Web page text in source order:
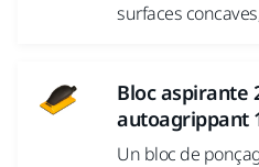
surfaces
Bloc aspirante
autoagrippant
Un bloc de